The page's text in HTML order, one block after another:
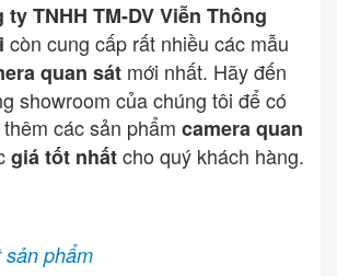
ty TNHH TM-DV Viễn Thông
còn cung cấp rất nhiều các mẫu
quan sát mới nhất. Hãy đến
showroom của chúng tôi để có
các sản phẩm camera quan
giá tốt nhấtcho quý khách hàng.
sản phẩm